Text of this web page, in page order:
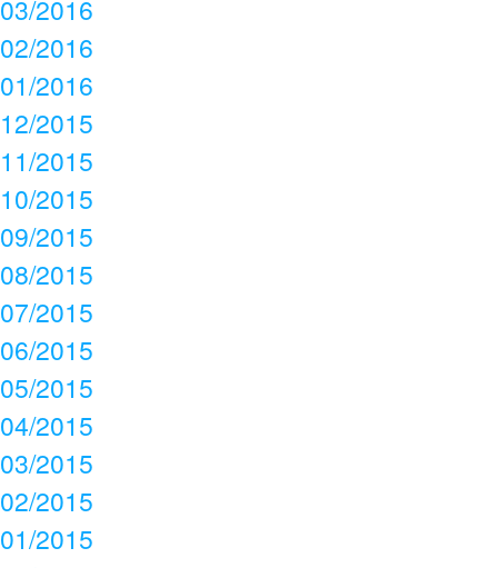
03/2016
02/2016
01/2016
12/2015
11/2015
10/2015
09/2015
08/2015
07/2015
06/2015
05/2015
04/2015
03/2015
02/2015
01/2015